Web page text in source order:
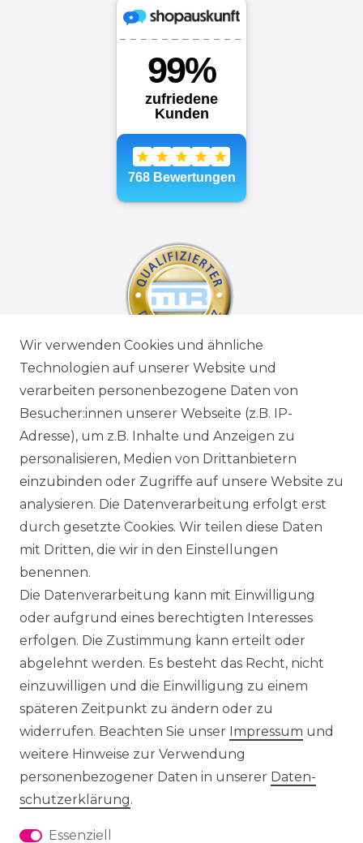
Wir verwenden Cookies und ähnliche
Technologien auf unserer Website und
verarbeiten personenbezogene Daten von
Besucher:innen unserer Webseite (z.B. IP-
Adresse), um z.B. Inhalte und Anzeigen zu
personalisieren, Medien von Drittanbietern
einzubinden oder Zugriffe auf unsere Website zu
analysieren. Die Datenverarbeitung erfolgt erst
durch gesetzte Cookies. Wir teilen diese Daten
mit Dritten, die wir in den Einstellungen
benennen.
Die Datenverarbeitung kann mit Einwilligung
oder aufgrund eines berechtigten Interesses
erfolgen. Die Zustimmung kann erteilt oder
abgelehnt werden. Es besteht das Recht, nicht
einzuwilligen und die Einwilligung zu einem
späteren Zeitpunkt zu ändern oder zu
widerrufen. Beachten Sie unser Impressum und
weitere Hinweise zur Verwendung
personenbezogener Daten in unserer Daten­
schutz­erklärung.
Essenziell